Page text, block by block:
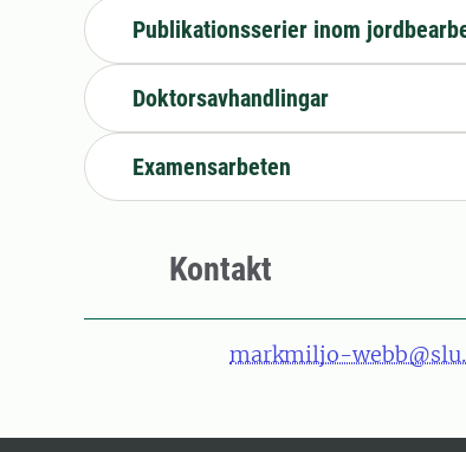
Publikationsserier inom
Doktorsavhandlingar
Examensarbeten
Kontakt
markmiljo-